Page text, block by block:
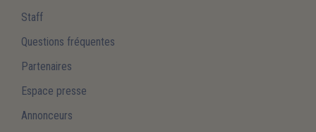
Staff
Questions fréquentes
Partenaires
Espace presse
Annonceurs